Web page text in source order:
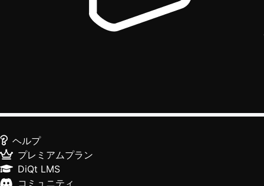
ヘルプ
プレミアムプラン
DiQt LMS
コミュニティ